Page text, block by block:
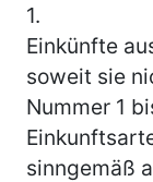
1.
Einkünfte
soweit sie
Nummer 1
sinngemäß